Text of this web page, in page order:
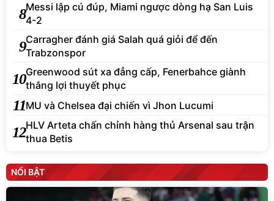
8Messi lập cú đúp, Miami ngược dòng hạ San Luis
4-2
9Carragher đánh giá Salah quá giỏi để đến
Trabzonspor
10Greenwood sút xa đẳng cấp, Fenerbahce giành
thắng lợi thuyết phục
11MU và Chelsea đại chiến vì Jhon Lucumi
12HLV Arteta chấn chỉnh hàng thủ Arsenal sau trận
thua Betis
NỔI BẬT